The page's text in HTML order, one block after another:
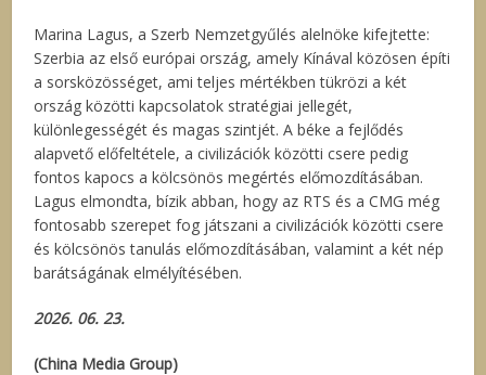
Marina Lagus, a Szerb Nemzetgyűlés alelnöke kifejtette:
Szerbia az első európai ország, amely Kínával közösen építi
a sorsközösséget, ami teljes mértékben tükrözi a két
ország közötti kapcsolatok stratégiai jellegét,
különlegességét és magas szintjét. A béke a fejlődés
alapvető előfeltétele, a civilizációk közötti csere pedig
fontos kapocs a kölcsönös megértés előmozdításában.
Lagus elmondta, bízik abban, hogy az RTS és a CMG még
fontosabb szerepet fog játszani a civilizációk közötti csere
és kölcsönös tanulás előmozdításában, valamint a két nép
barátságának elmélyítésében.
2026. 06. 23.
(China Media Group)